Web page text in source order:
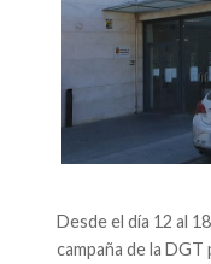
Desde el día 12 al
campaña de la